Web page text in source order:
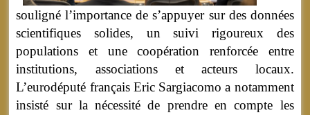
souligné l’importance de s’appuyer sur des données
scientifiques solides, un suivi rigoureux des
populations et une coopération renforcée entre
institutions, associations et acteurs locaux.
L’eurodéputé français Eric Sargiacomo a notamment
insisté sur la nécessité de prendre en compte les